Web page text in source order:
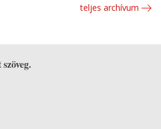
teljes archívum